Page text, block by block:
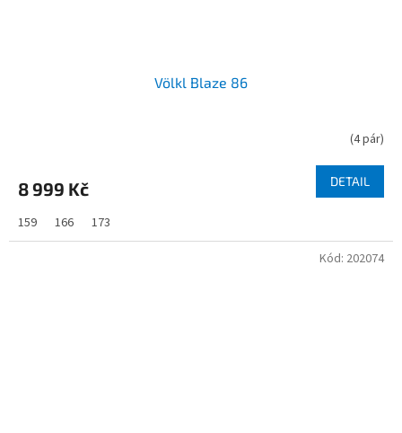
Völkl Blaze 86
(4 pár)
8 999 Kč DETAIL
159 166 173
Kód: 202074